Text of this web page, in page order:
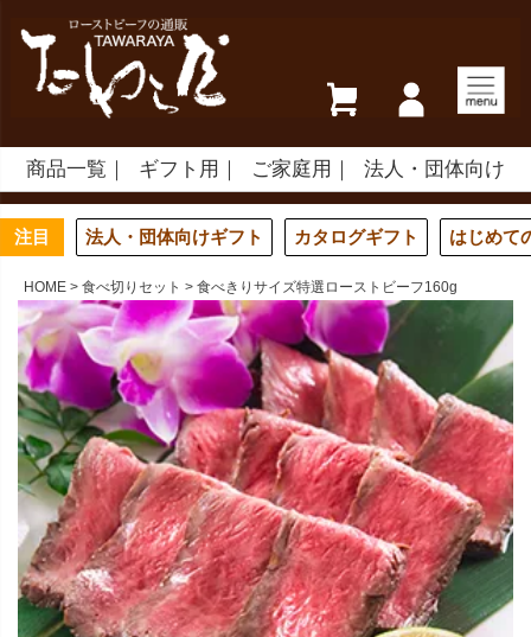
商品一覧 ギフト用 ご家庭用 法人・団体向け
注目 法人・団体向けギフト カタログギフト はじめて
HOME 食べ切りセット 食べきりサイズ特選ローストビーフ160g